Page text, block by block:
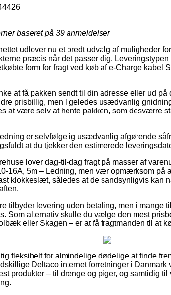
baseret på 39 anmeldelser
udlover nu et bredt udvalg af muligheder
præcis når det passer dig.
form for fragt ved køb af e-Charge kabel
at få pakken sendt til din adresse eller ud
prisbillig, men ligeledes usædvanlig
at være selv at hente pakken, som desværre
er selvfølgelig usædvanlig afgørende
at du tjekker den estimerede
lover dag-til-dag fragt på masser af
16A, 5m – Ledning, men vær opmærksom på
klokkeslæt, således at de sandsynligvis kan
tilbyder levering uden betaling, men i mange
Som alternativ skulle du vælge den mest
eller Skagen – er at få fragtmanden til at
fleksibelt for almindelige dødelige at finde
Deltaco internet forretninger i
produkter – til drenge og piger, og samtidig